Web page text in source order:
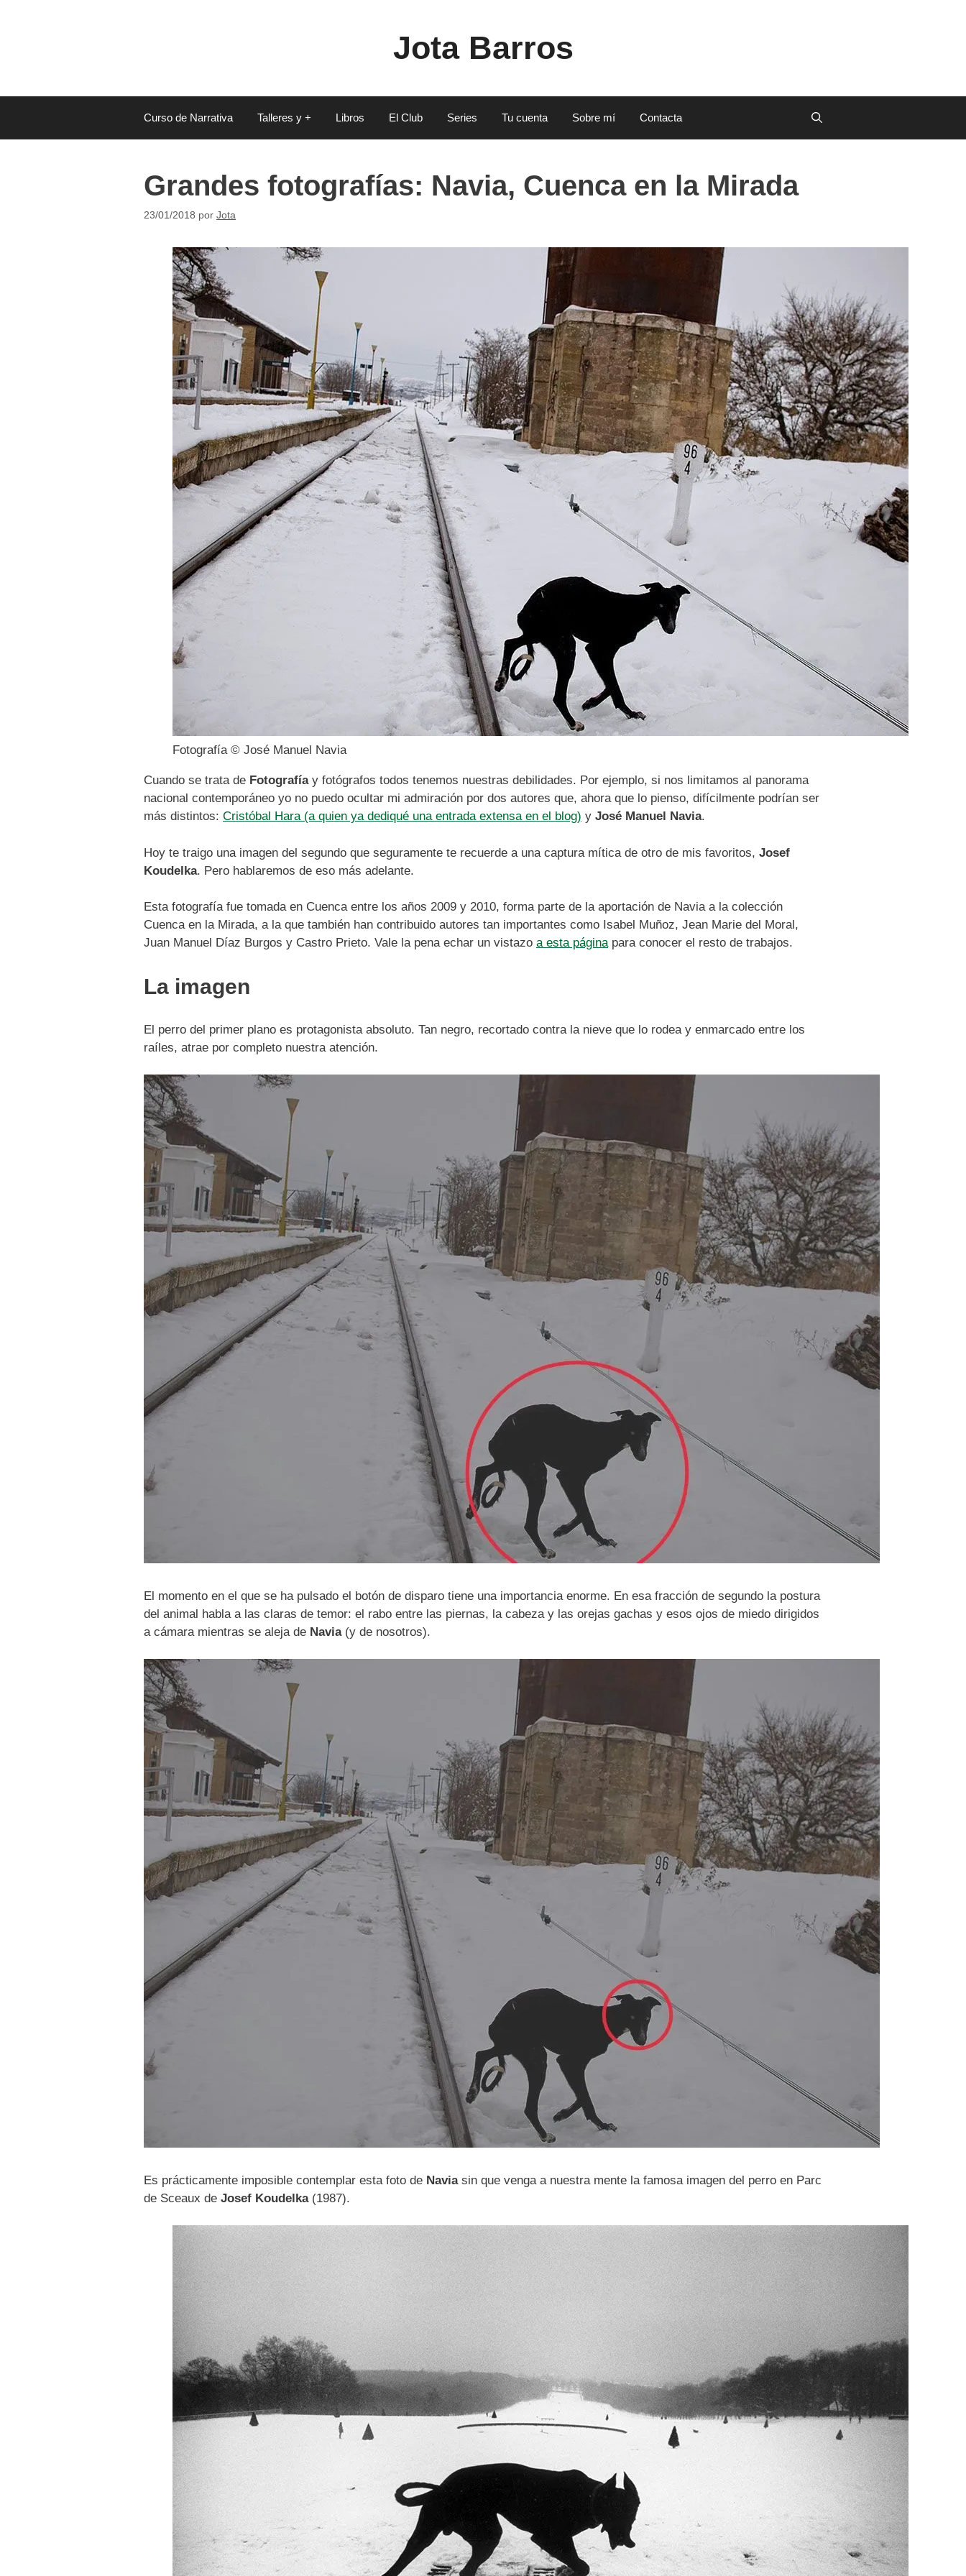
Jota Barros
Curso de Narrativa Talleres y + Libros El Club Series Tu cuenta Sobre mí Contacta
Grandes fotografías: Navia, Cuenca en la Mirada
23/01/2018 por Jota
Fotografía © José Manuel Navia
Cuando se trata de Fotografíay fotógrafos todos tenemos nuestras debilidades. Por ejemplo, si nos limitamos al panorama
nacional contemporáneo yo no puedo ocultar mi admiración por dos autores que, ahora que lo pienso, difícilmente podrían ser
más distintos: Cristóbal Hara (a quien ya dediqué una entrada extensa en el blog) y José Manuel Navia.
Hoy te traigo una imagen del segundo que seguramente te recuerde a una captura mítica de otro de mis favoritos, Josef
Koudelka. Pero hablaremos de eso más adelante.
Esta fotografía fue tomada en Cuenca entre los años 2009 y 2010, forma parte de la aportación de Navia a la colección
Cuenca en la Mirada, a la que también han contribuido autores tan importantes como Isabel Muñoz, Jean Marie del Moral,
Juan Manuel Díaz Burgos y Castro Prieto. Vale la pena echar un vistazo a esta páginapara conocer el resto de trabajos.
La imagen
El perro del primer plano es protagonista absoluto. Tan negro, recortado contra la nieve que lo rodea y enmarcado entre los
raíles, atrae por completo nuestra atención.
El momento en el que se ha pulsado el botón de disparo tiene una importancia enorme. En esa fracción de segundo la postura
del animal habla a las claras de temor: el rabo entre las piernas, la cabeza y las orejas gachas y esos ojos de miedo dirigidos
a cámara mientras se aleja de Navia(y de nosotros).
Es prácticamente imposible contemplar esta foto de Naviasin que venga a nuestra mente la famosa imagen del perro en Parc
de Sceaux de Josef Koudelka(1987).